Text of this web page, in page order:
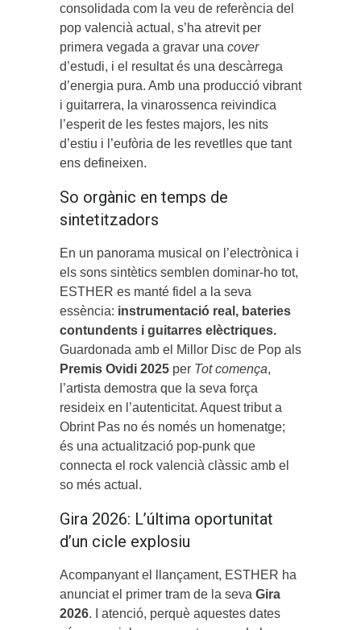
consolidada com la veu de referència del
pop valencià actual, s’ha atrevit per
primera vegada a gravar una cover
d’estudi, i el resultat és una descàrrega
d’energia pura. Amb una producció vibrant
i guitarrera, la vinarossenca reivindica
l’esperit de les festes majors, les nits
d’estiu i l’eufòria de les revetlles que tant
ens defineixen.
So orgànic en temps de
sintetitzadors
En un panorama musical on l’electrònica i
els sons sintètics semblen dominar-ho tot,
ESTHER es manté fidel a la seva
essència: instrumentació real, bateries
contundents i guitarres elèctriques.
Guardonada amb el Millor Disc de Pop als
Premis Ovidi 2025 per Tot comença,
l’artista demostra que la seva força
resideix en l’autenticitat. Aquest tribut a
Obrint Pas no és només un homenatge;
és una actualització pop-punk que
connecta el rock valencià clàssic amb el
so més actual.
Gira 2026: L’última oportunitat
d’un cicle explosiu
Acompanyant el llançament, ESTHER ha
anunciat el primer tram de la seva Gira
2026. I atenció, perquè aquestes dates